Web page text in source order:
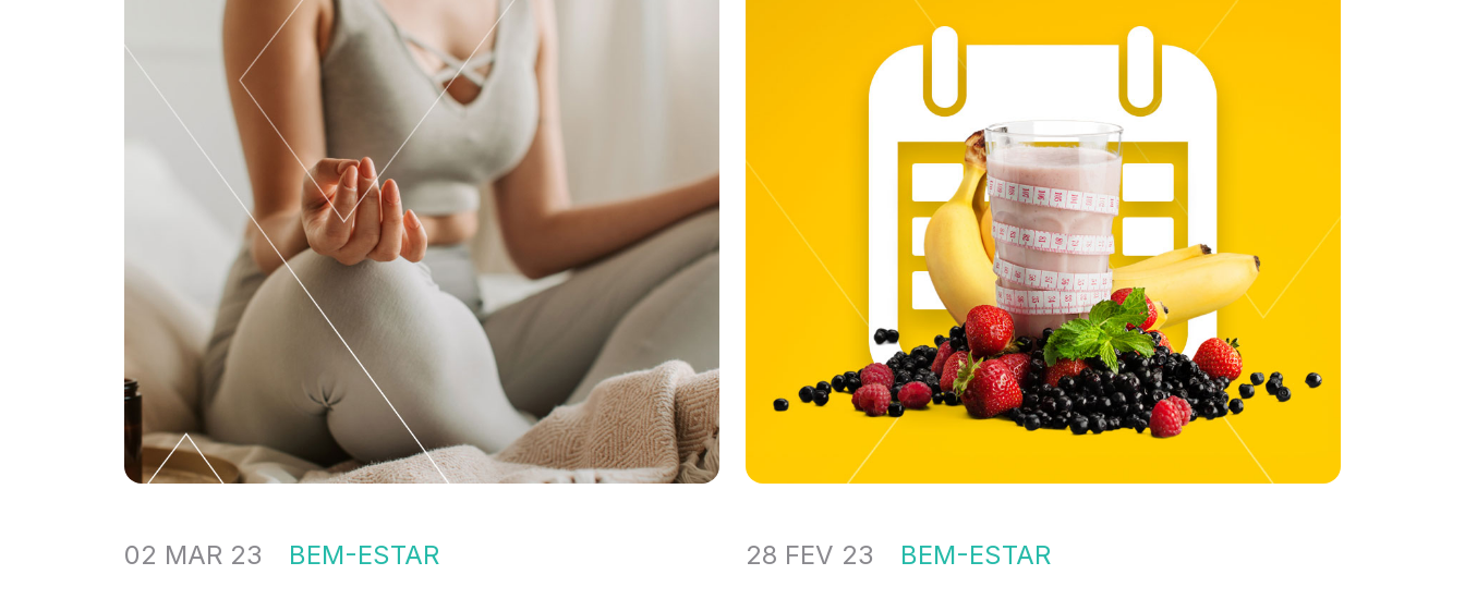
até câncer. Mas quando é realmente
necessário fazer esse exame? Neste artigo,
[…]
02 MAR 23 BEM-ESTAR 28 FEV 23 BEM-ESTAR